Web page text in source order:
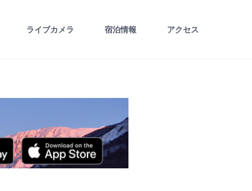
ライブカメラ 宿泊情報 アクセス